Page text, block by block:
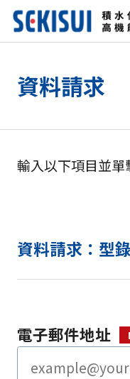
資料請求
輸入以下項目並單
資料請求：型
電子郵件地址